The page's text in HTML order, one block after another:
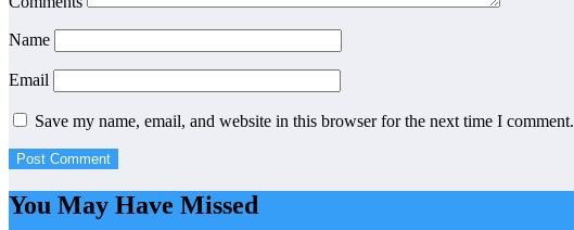
Name
Email
Save my name, email, and website in this browser for the next time I comment.
You May Have Missed